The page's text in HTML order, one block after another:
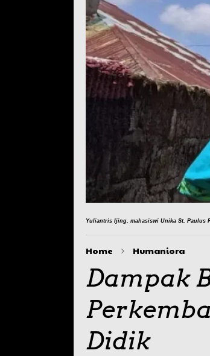
Yuliantris Ijing, mahasiswi Unika St. Paulus
Home Humaniora
Dampak
Didik